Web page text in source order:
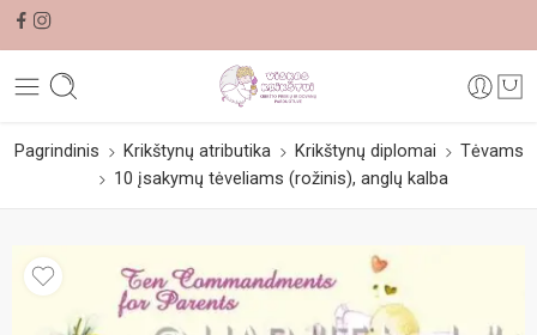
Pagrindinis Krikštynų atributika Krikštynų diplomai
Tėvams
10 įsakymų tėveliams (rožinis), anglų kalba